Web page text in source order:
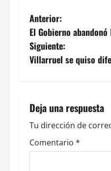
N
a
v
g
a
c
Anterior:
El Gobierno
Siguiente:
Villarruel se quiso
Deja una respuesta
Tu dirección de
Comentario *